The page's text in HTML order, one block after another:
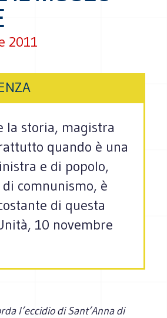
2011
la storia, magistra
quando è una
e di popolo,
comnunismo, è
di questa
10 novembre
l’eccidio di Sant’Anna di